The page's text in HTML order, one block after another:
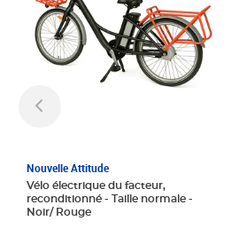
Nouvelle Attitude
Vélo électrique du facteur,
reconditionné - Taille normale -
Noir/ Rouge